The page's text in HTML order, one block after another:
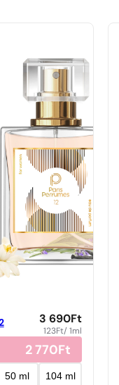
3 690Ft
123Ft/ 1ml
2 770Ft
50 ml 104 ml